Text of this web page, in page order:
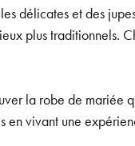
délicates et des
plus traditionnels.
la robe de mariée
en vivant une